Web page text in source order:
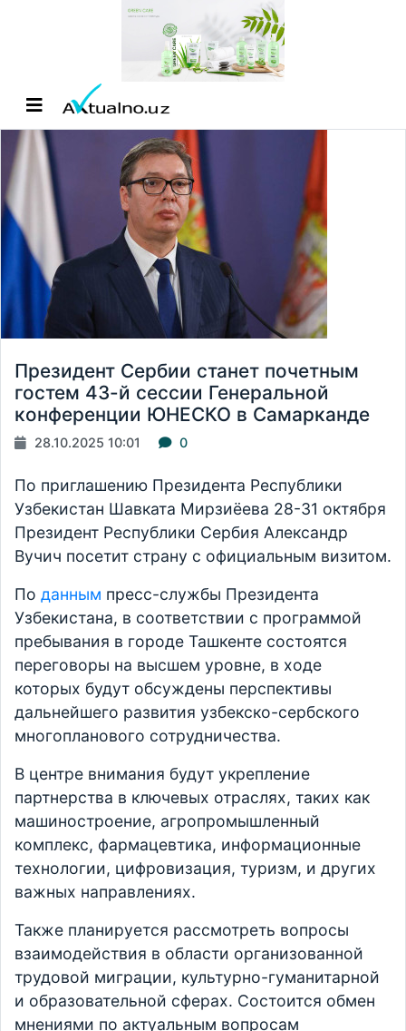
Президент Сербии станет почетным
гостем 43-й сессии Генеральной
конференции ЮНЕСКО в Самарканде
28.10.2025 10:01 0
По приглашению Президента Республики
Узбекистан Шавката Мирзиёева 28-31 октября
Президент Республики Сербия Александр
Вучич посетит страну с официальным визитом.
По данным пресс-службы Президента
Узбекистана, в соответствии с программой
пребывания в городе Ташкенте состоятся
переговоры на высшем уровне, в ходе
которых будут обсуждены перспективы
дальнейшего развития узбекско-сербского
многопланового сотрудничества.
В центре внимания будут укрепление
партнерства в ключевых отраслях, таких как
машиностроение, агропромышленный
комплекс, фармацевтика, информационные
технологии, цифровизация, туризм, и других
важных направлениях.
Также планируется рассмотреть вопросы
взаимодействия в области организованной
трудовой миграции, культурно-гуманитарной
и образовательной сферах. Состоится обмен
мнениями по актуальным вопросам